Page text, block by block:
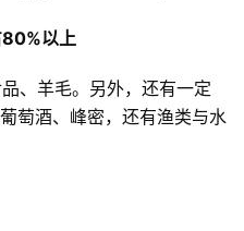
80%以上
、羊毛。另外，还有一定
萄酒、峰密，还有渔类与水